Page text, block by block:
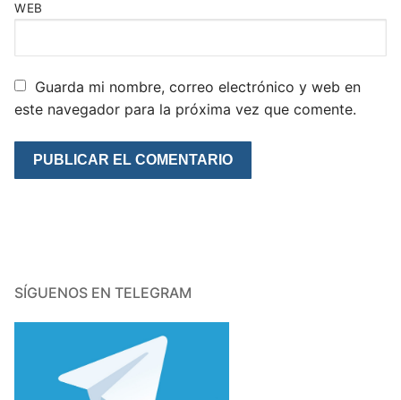
WEB
Guarda mi nombre, correo electrónico y web en
este navegador para la próxima vez que comente.
SÍGUENOS EN TELEGRAM